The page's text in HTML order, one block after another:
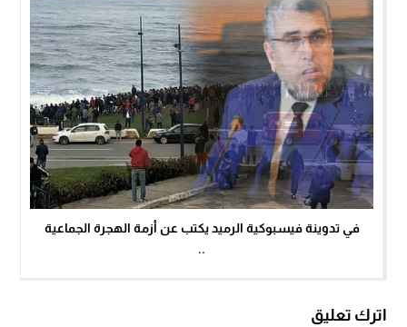
في تدوينة فيسبوكية الرميد يكتب عن أزمة الهجرة الجماعية
..
اترك تعليق